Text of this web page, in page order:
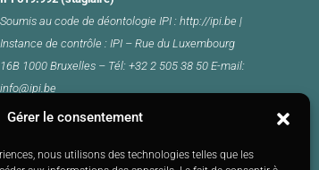
Gérer le consentement
nous utilisons des technologies telles que les
Soumis au code de déontologie IPI : http://ipi.be |
Instance de contrôle : IPI – Rue du Luxembourg
16B 1000 Bruxelles – Tél: +32 2 505 38 50 E-mail:
info@ipi.be